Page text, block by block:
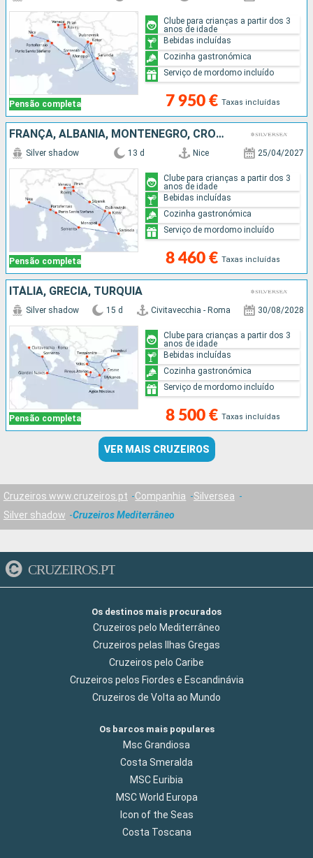
Pensão completa 7 950 € Taxas incluídas
Clube para crianças a partir dos 3
anos de idade
Bebidas incluídas
Cozinha gastronómica
Serviço de mordomo incluído
FRANÇA, ALBÂNIA, MONTENEGRO, CROÁCIA, ITÁLIA
Pensão completa
Silver shadow 13 d Nice 25/04/2027
8 460 € Taxas incluídas
Clube para crianças a partir dos 3
anos de idade
Bebidas incluídas
Cozinha gastronómica
Serviço de mordomo incluído
ITÁLIA, GRÉCIA, TURQUIA
Pensão completa
Silver shadow 15 d Civitavecchia - Roma 30/08/2028
8 500 € Taxas incluídas
Clube para crianças a partir dos 3
anos de idade
Bebidas incluídas
Cozinha gastronómica
Serviço de mordomo incluído
VER MAIS CRUZEIROS
Cruzeiros www.cruzeiros.pt Companhia
Silversea
Silver shadow
Cruzeiros Mediterrâneo
CRUZEIROS.PT
Os destinos mais procurados
Cruzeiros pelo Mediterrâneo
Cruzeiros pelas Ilhas Gregas
Cruzeiros pelo Caribe
Cruzeiros pelos Fiordes e Escandinávia
Cruzeiros de Volta ao Mundo
Os barcos mais populares
Msc Grandiosa
Costa Smeralda
MSC Euribia
MSC World Europa
Icon of the Seas
Costa Toscana